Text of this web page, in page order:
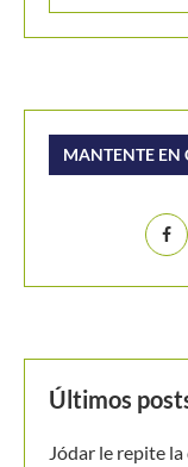
MANTENTE EN
Últimos
Jódar le repite